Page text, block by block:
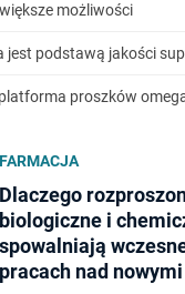
większe możliwości
jest podstawą jakości
proszków
FARMACJA
Dlaczego
biologiczne i
spowalniają
pracach nad